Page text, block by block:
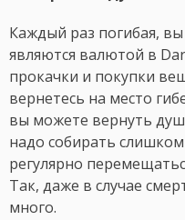
Каждый раз погибая,
являются валютой в
прокачки и покупки
вернетесь на место
вы можете вернуть
надо собирать
регулярно
Так, даже в случае
много.